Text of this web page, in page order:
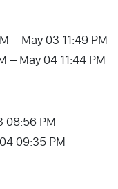
– May 03 11:49 PM
– May 04 11:44 PM
08:56 PM
09:35 PM